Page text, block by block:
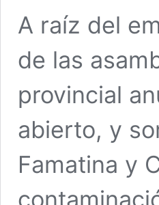
A raíz del
de las
provincial
abierto, y
Famatina y